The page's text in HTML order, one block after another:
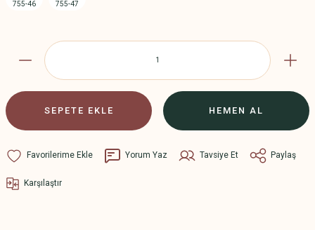
SEPETE EKLE HEMEN AL
Yorum Yaz Tavsiye Et Paylaş
Karşılaştır